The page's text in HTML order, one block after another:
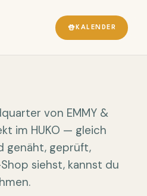
KALENDER
von EMMY &
im HUKO — gleich
genäht, geprüft,
siehst, kannst du